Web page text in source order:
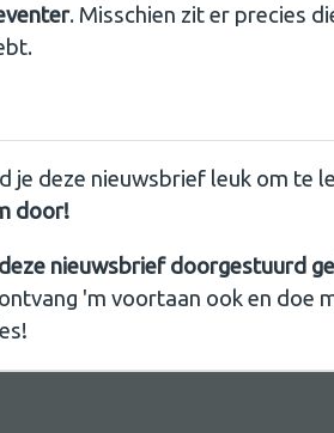
. Misschien zit er precies
je deze nieuwsbrief leuk om te
door!
nieuwsbrief doorgestuurd
'm voortaan ook en doe